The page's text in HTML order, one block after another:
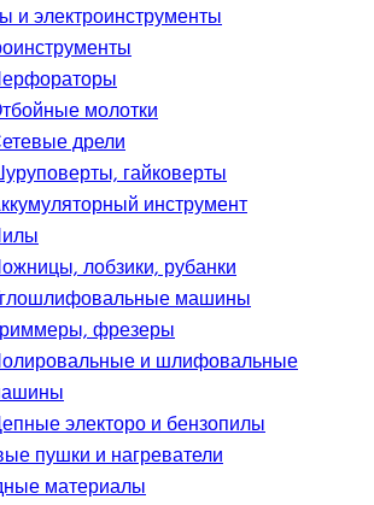
и электроинструменты
молотки
дрели
гайковерты
инструмент
лобзики, рубанки
машины
фрезеры
и шлифовальные
электоро и бензопилы
пушки и нагреватели
материалы